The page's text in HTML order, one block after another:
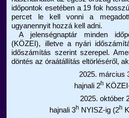
időpontok esetében a 19 fok
percet le kell vonni a
ugyanennyit hozzá kell adni.
A jelenségnaptár minden
(KÖZEI), illetve a nyári
időszámítás szerint szerepel.
döntés az óraátállítás eltörléséről,
2025. március
hajnali 2h
2025. október
hajnali 3h NYISZ-ig (2h